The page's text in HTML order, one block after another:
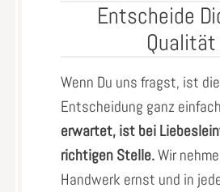
Entscheide
Qualität
Wenn Du uns fragst, ist die
Entscheidung ganz
erwartet, ist bei
richtigen Stelle.Wir
Handwerk ernst und in